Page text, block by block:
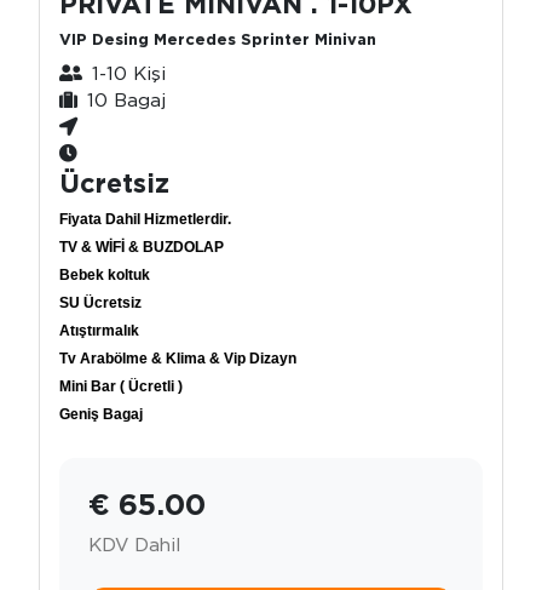
VIP Desing Mercedes Sprinter Minivan
1-10 Kişi
10 Bagaj
Ücretsiz
Fiyata Dahil Hizmetlerdir.
TV & WİFİ & BUZDOLAP
Bebek koltuk
SU Ücretsiz
Atıştırmalık
Tv Arabölme & Klima & Vip Dizayn
Mini Bar ( Ücretli )
Geniş Bagaj
€ 65.00
KDV Dahil